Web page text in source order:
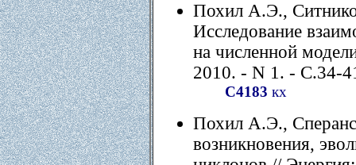
Похил А.Э.,
Исследование
на численной
2010. - N 1. - С.34-
С4183 кх
Похил А.Э.,
возникновения,